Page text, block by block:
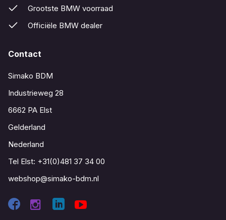
Grootste BMW voorraad
Officiële BMW dealer
Contact
Simako BDM
Industrieweg 28
6662 PA Elst
Gelderland
Nederland
Tel Elst: +31(0)481 37 34 00
webshop@simako-bdm.nl